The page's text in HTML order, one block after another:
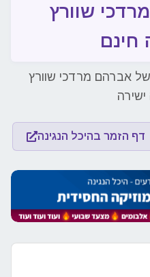
שוורץ
חינם
של אברהם מרדכי שוורץ
דף הזמר בהיכל הנגינה